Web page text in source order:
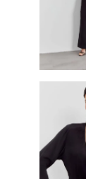
vestido curto